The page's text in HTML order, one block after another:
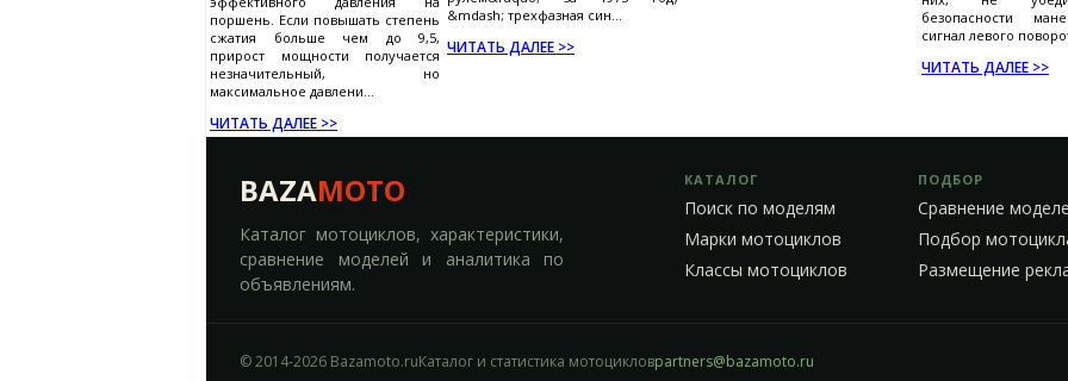
поршень. Если повышать степень
сжатия больше чем до 9,5,
прирост мощности получается
незначительный, но
максимальное давлени...
ЧИТАТЬ ДАЛЕЕ >>
&mdash; трехфазная син...
ЧИТАТЬ ДАЛЕЕ >>
безопасности
сигнал левого
ЧИТАТЬ ДАЛЕЕ >>
BAZAMOTO
Каталог мотоциклов, характеристики,
сравнение моделей и аналитика по
объявлениям.
КАТАЛОГ
Поиск по моделям
Марки мотоциклов
Классы мотоциклов
ПОДБОР
Сравнение
Подбор
Размещение
© 2014-2026 Bazamoto.ruКаталог и статистика мотоцикловpartners@bazamoto.ru